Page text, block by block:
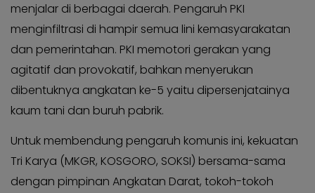
menjalar di berbagai daerah. Pengaruh PKI
menginfiltrasi di hampir semua lini kemasyarakatan
dan pemerintahan. PKI memotori gerakan yang
agitatif dan provokatif, bahkan menyerukan
dibentuknya angkatan ke-5 yaitu dipersenjatainya
kaum tani dan buruh pabrik.
Untuk membendung pengaruh komunis ini, kekuatan
Tri Karya (MKGR, KOSGORO, SOKSI) bersama-sama
dengan pimpinan Angkatan Darat, tokoh-tokoh